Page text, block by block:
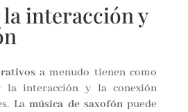
interacción y
a menudo tienen como
la interacción y la conexión
Lamúsica de saxofónpuede